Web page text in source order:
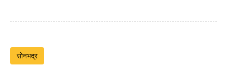
सोनभद्र